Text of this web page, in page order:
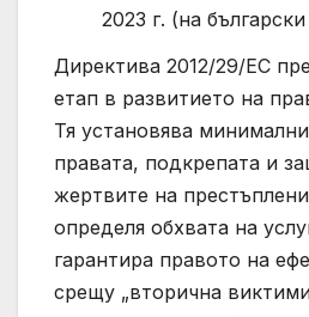
2023 г. (на
Директива 2012/29/ЕС
етап в развитието на
Тя установява
правата, подкрепата и
жертвите на
определя обхвата на
гарантира правото на
срещу „вторична